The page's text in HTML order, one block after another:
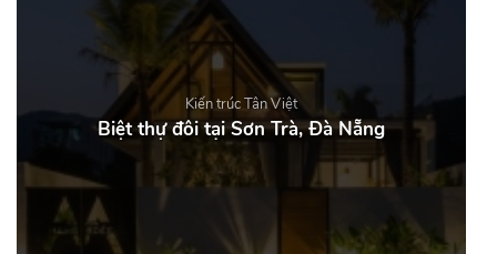
Kiến trúc Tân Việt
Biệt thự đôi tại Sơn Trà, Đà Nẵng